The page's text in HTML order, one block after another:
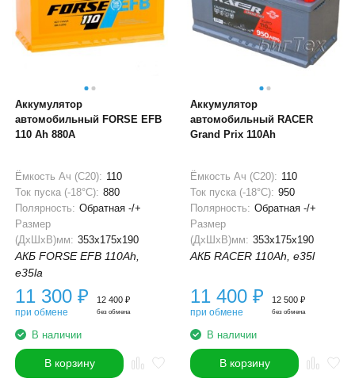
Аккумулятор
автомобильный FORSE EFB
110 Ah 880А
Ёмкость Ач (С20): 110
Ток пуска (-18°С): 880
Полярность: Обратная -/+
Размер
(ДхШхВ)мм: 353x175x190
АКБ FORSE EFB 110Ah,
e35la
11 300 ₽
при обмене
12 400 ₽
без обмена
В наличии
В корзину
Аккумулятор
автомобильный RACER
Grand Prix 110Ah
Ёмкость Ач (С20): 110
Ток пуска (-18°С): 950
Полярность: Обратная -/+
Размер
(ДхШхВ)мм: 353x175x190
АКБ RACER 110Ah, e35l
11 400 ₽
при обмене
12 500 ₽
без обмена
В наличии
В корзину